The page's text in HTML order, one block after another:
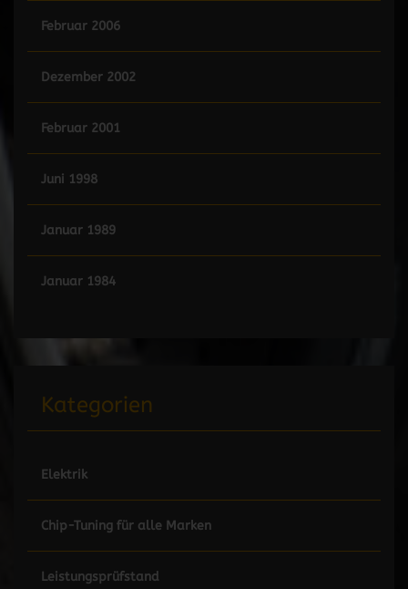
Februar 2006
Dezember 2002
Februar 2001
Juni 1998
Januar 1989
Januar 1984
Kategorien
Elektrik
Chip-Tuning für alle Marken
Leistungsprüfstand